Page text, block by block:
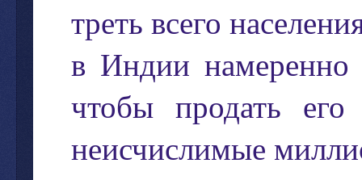
треть всего
в Индии намеренно
чтобы
продать
его
неисчислимые